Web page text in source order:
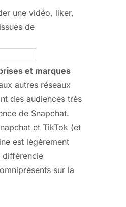
une vidéo, liker,
de
et marques
autres réseaux
des audiences très
de Snapchat.
et TikTok (et
est légèrement
différencie
sur la